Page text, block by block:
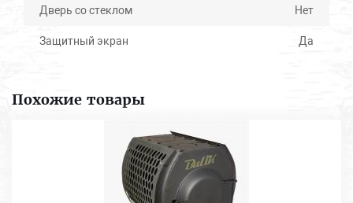
Дверь со стеклом Нет
Защитный экран Да
Похожие товары